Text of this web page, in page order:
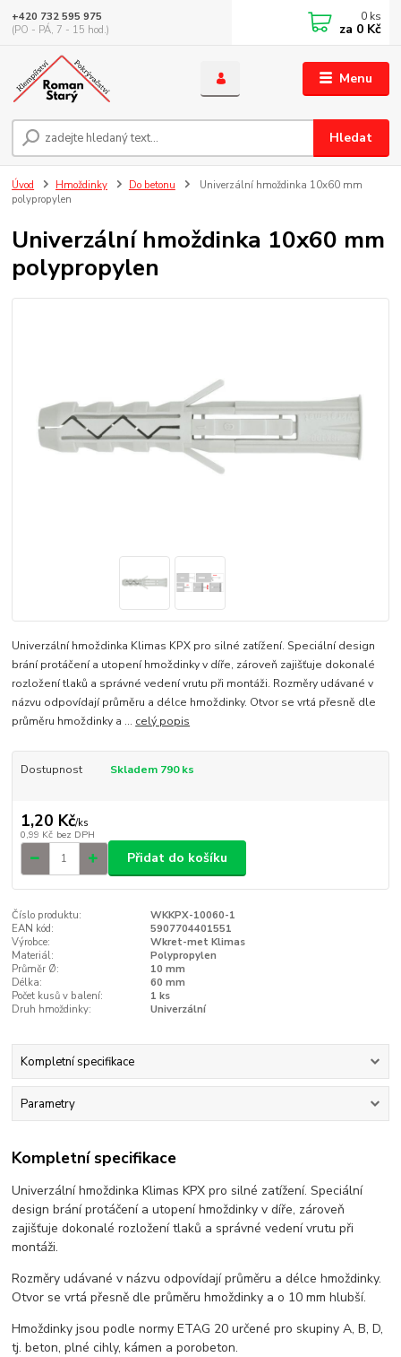
Menu
Hledat
+420 732 595 975
(PO - PÁ, 7 - 15 hod.)
0 ks
za 0 Kč
Úvod Hmoždinky Do betonu
Univerzální hmoždinka 10x60 mm
polypropylen
Univerzální hmoždinka 10x60 mm
polypropylen
Univerzální hmoždinka Klimas KPX pro silné zatížení. Speciální design
brání protáčení a utopení hmoždinky v díře, zároveň zajišťuje dokonalé
rozložení tlaků a správné vedení vrutu při montáži. Rozměry udávané v
názvu odpovídají průměru a délce hmoždinky. Otvor se vrtá přesně dle
průměru hmoždinky a ... celý popis
Dostupnost Skladem 790 ks
1,20 Kč/ks
0,99 Kč bez DPH
Přidat do košíku
Číslo produktu:
WKKPX-10060-1
EAN kód:
5907704401551
Výrobce:
Wkret-met Klimas
Materiál:
Polypropylen
Průměr Ø:
10 mm
Délka:
60 mm
Počet kusů v balení:
1 ks
Druh hmoždinky:
Univerzální
Kompletní specifikace
Parametry
Kompletní specifikace
Univerzální hmoždinka Klimas KPX pro silné zatížení. Speciální
design brání protáčení a utopení hmoždinky v díře, zároveň
zajišťuje dokonalé rozložení tlaků a správné vedení vrutu při
montáži.
Rozměry udávané v názvu odpovídají průměru a délce hmoždinky.
Otvor se vrtá přesně dle průměru hmoždinky a o 10 mm hlubší.
Hmoždinky jsou podle normy ETAG 20 určené pro skupiny A, B, D,
tj. beton, plné cihly, kámen a porobeton.